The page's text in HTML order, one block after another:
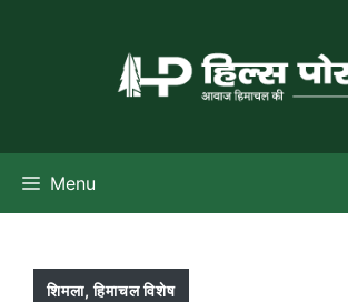
Menu
शिमला,हिमाचल विशेष